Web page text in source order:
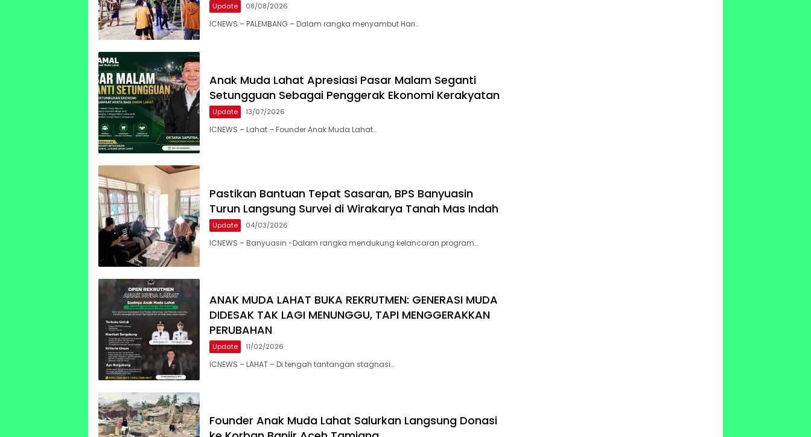
Update 08/08/2026
ICNEWS – PALEMBANG – Dalam rangka menyambut Hari…
Anak Muda Lahat Apresiasi Pasar Malam Seganti
Setungguan Sebagai Penggerak Ekonomi Kerakyatan
Update 13/07/2026
ICNEWS – Lahat – Founder Anak Muda Lahat…
Pastikan Bantuan Tepat Sasaran, BPS Banyuasin
Turun Langsung Survei di Wirakarya Tanah Mas Indah
Update 04/03/2026
ICNEWS – Banyuasin -Dalam rangka mendukung kelancaran program…
ANAK MUDA LAHAT BUKA REKRUTMEN: GENERASI MUDA
DIDESAK TAK LAGI MENUNGGU, TAPI MENGGERAKKAN
PERUBAHAN
Update 11/02/2026
ICNEWS – LAHAT – Di tengah tantangan stagnasi…
Founder Anak Muda Lahat Salurkan Langsung Donasi